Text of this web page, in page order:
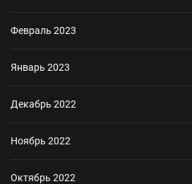
Февраль 2023
Январь 2023
Декабрь 2022
Ноябрь 2022
Октябрь 2022